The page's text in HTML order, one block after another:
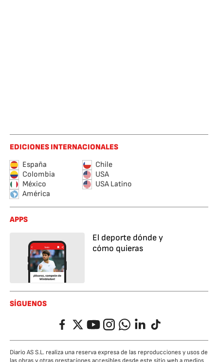
EDICIONES INTERNACIONALES
España
Chile
Colombia
USA
México
USA Latino
América
APPS
El deporte dónde y
cómo quieras
SÍGUENOS
FacebookTwitterYouTubeInstagramWhatsappLinkedIn
TikTok
Diario AS S.L. realiza una reserva expresa de las reproducciones y usos de